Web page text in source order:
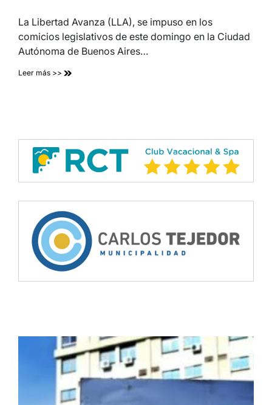
La Libertad Avanza (LLA), se impuso en los
comicios legislativos de este domingo en la Ciudad
Autónoma de Buenos Aires…
Leer más >>